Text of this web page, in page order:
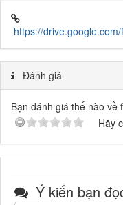
https://
Đánh giá
Bạn đánh giá thế nào về
Hãy
Ý kiến bạn